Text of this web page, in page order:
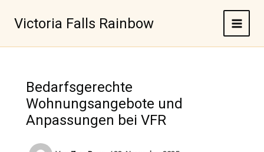
InhaltVictoria Falls Rainbow
Bedarfsgerechte
Wohnungsangebote und
Anpassungen bei VFR